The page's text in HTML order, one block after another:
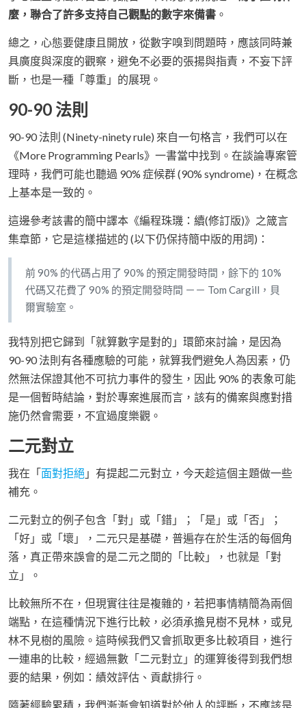
麼，聯合了許多支持自己觀點的數字來備書 。
總之，心態要健康且開放，從數字嗅到問題時，應該同時兼
具廣度與深度的觀察，避免不必要的張揚與指責，不妄下評
斷，也是一種「尊重」的展現。
90-90 法則
90-90 法則 (Ninety-ninety rule) 來自一句格言，我們可以在
《More Programming Pearls》一書當中找到。在談論專案管
理時，我們可能也聽過 90% 症候群 (90% syndrome)，在概念
上基本是一致的。
這邊參考該書的簡中譯本《編程珠璣：續(修訂版)》之箴言
集章節，它是這樣描述的 (以下仍保持簡中版的用詞)：
前 90% 的代碼占用了 90% 的預定開發時間，餘下的 10%
代碼又花費了 90% 的預定開發時間 －－ Tom Cargill，貝
爾實驗室。
我特別把它歸到「就算數字是對的」環節來討論，是因為
90-90 法則有各種應驗的可能，就算我們避免人為因素，仍
然無法保證其他不可抗力事件的發生，因此 90% 的表象可能
是一個暫時結論，對於專案進展而言，該有的備案與應對措
施仍然會需要，不宜過度樂觀。
二元對立
我在「 面對拒絕 」有提起二元對立，今天趁這個主題做一些
補充。
二元對立的例子包含「對」或「錯」；「是」或「否」；
「好」或「壞」，二元只是基礎，普遍存在於生活的每個角
落，真正帶來誤會的是二元之間的「比較」，也就是「對
立」。
比較無所不在，但現實往往是複雜的，若把事情精簡為兩個
端點，在這種情況下進行比較，必須承擔見樹不見林，或見
林不見樹的風險。這時候我們又會抓取更多比較項目，進行
一連串的比較，經過無數「二元對立」的運算後得到我們想
要的結果，例如：績效評估、貢獻排行。
隨著經驗累積，我們漸漸會知道對於他人的評斷，不應該是